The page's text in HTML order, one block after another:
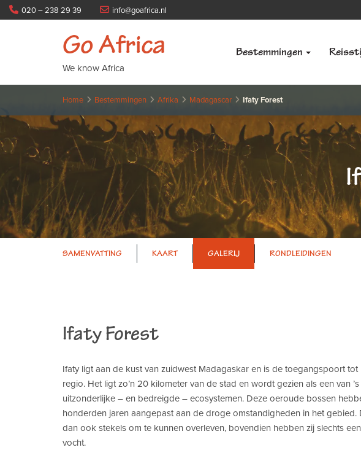
020 – 238 29 39 info@goafrica.nl
Go Africa
We know Africa
Bestemmingen
Home Bestemmingen Afrika Madagascar Ifaty Forest
SAMENVATTING KAART GALERIJ RONDLEIDINGEN
Ifaty Forest
Ifaty ligt aan de kust van zuidwest Madagaskar en is de toegangspoort
regio. Het ligt zo’n 20 kilometer van de stad en wordt gezien als een van
uitzonderlijke – en bedreigde – ecosystemen. Deze oeroude bossen
honderden jaren aangepast aan de droge omstandigheden in het gebied.
dan ook stekels om te kunnen overleven, bovendien hebben zij slechts
vocht.